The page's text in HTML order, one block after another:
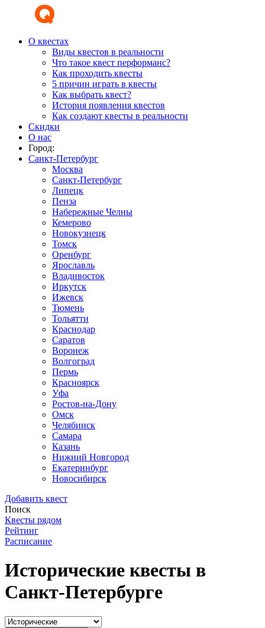
О квестах
Виды квестов в реальности
Что такое квест перформанс?
Как проходить квесты
5 причин играть в квесты
Как выбрать квест?
История появления квестов
Как создают квесты в реальности
Скидки
О нас
Город:
Санкт-Петербург
Москва
Санкт-Петербург
Липецк
Пенза
Набережные Челны
Кемерово
Новокузнецк
Томск
Оренбург
Ярославль
Владивосток
Иркутск
Ижевск
Тюмень
Тольятти
Краснодар
Саратов
Воронеж
Волгоград
Пермь
Красноярск
Уфа
Ростов-на-Дону
Омск
Челябинск
Самара
Казань
Нижний Новгород
Екатеринбург
Новосибирск
Добавить квест
Поиск
Квесты рядом
Рейтинг
Расписание
Исторические квесты в
Санкт-Петербурге